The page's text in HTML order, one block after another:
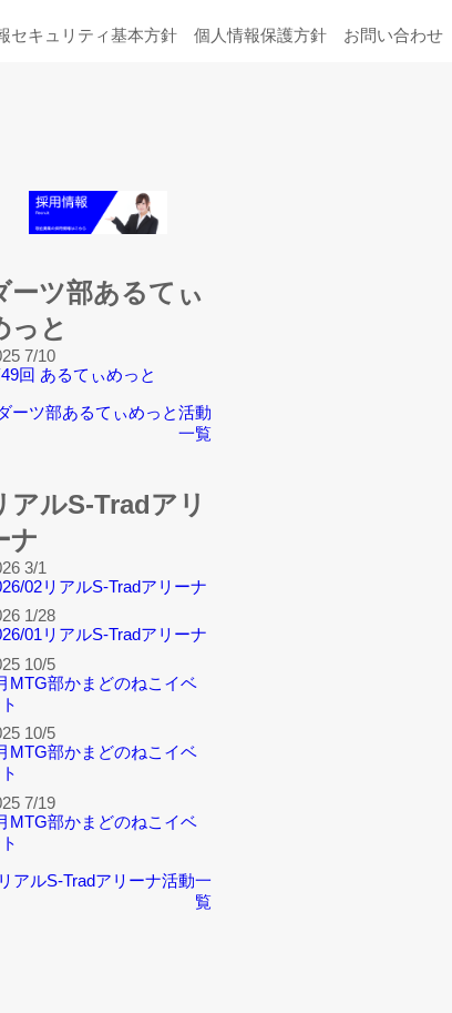
セキュリティ基本方針 個人情報保護方針 お問い合わせ
ーツ部あるてぃ
っと
7/10
回 あるてぃめっと
ーツ部あるてぃめっと活動
一覧
アルS-Tradアリ
ナ
3/1
02リアルS-Tradアリーナ
1/28
01リアルS-Tradアリーナ
10/5
MTG部かまどのねこイベ
10/5
MTG部かまどのねこイベ
7/19
MTG部かまどのねこイベ
リアルS-Tradアリーナ活動一
覧